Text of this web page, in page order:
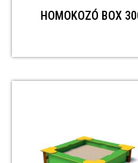
HOMOKOZÓ BOX